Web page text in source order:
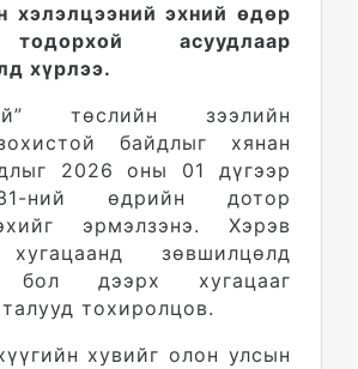
хэлэлцээний эхний өдөр
асуудлаар
хүрлээ.
төслийн зээлийн
байдлыг хянан
2026 оны 01 дүгээр
ний өдрийн дотор
эрмэлзэнэ. Хэрэв
зөвшилцөлд
бол дээрх хугацааг
тохиролцов.
хувийг олон улсын